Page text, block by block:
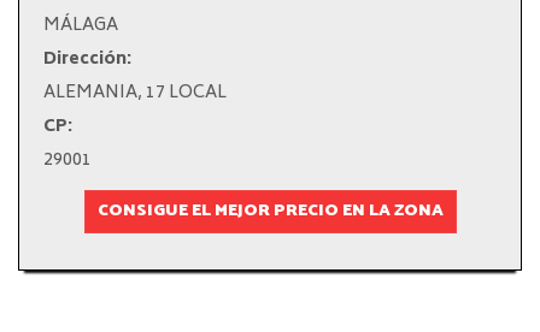
MÁLAGA
Dirección:
ALEMANIA, 17 LOCAL
CP:
29001
CONSIGUE EL MEJOR PRECIO EN LA ZONA